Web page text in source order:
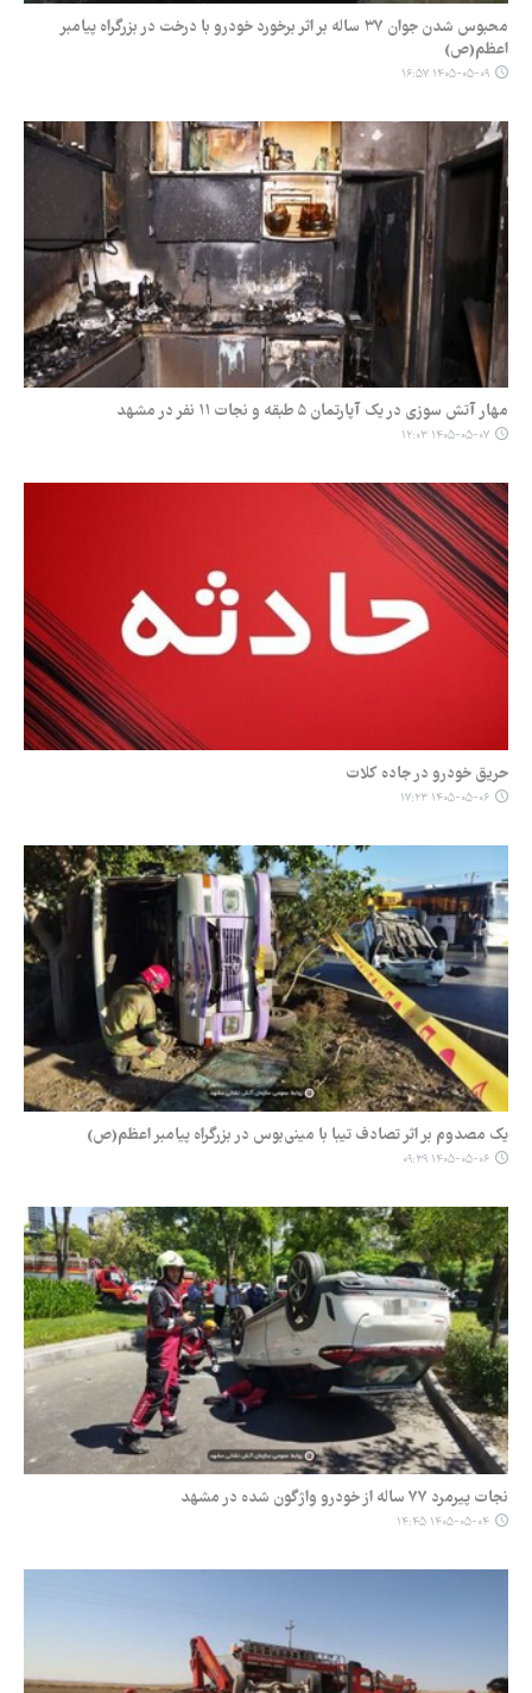
محبوس شدن جوان ۳۷ ساله بر اثر برخورد خودرو با درخت در بزرگراه پیامبر
اعظم(ص)
۱۴۰۵-۰۵-۰۹ ۱۶:۵۷
مهار آتش سوزی در یک آپارتمان ۵ طبقه و نجات ۱۱ نفر در مشهد
۱۴۰۵-۰۵-۰۷ ۱۲:۰۳
حریق خودرو در جاده کلات
۱۴۰۵-۰۵-۰۶ ۱۷:۲۳
یک مصدوم بر اثر تصادف تیبا با مینی‌بوس در بزرگراه پیامبر اعظم(ص)
۱۴۰۵-۰۵-۰۶ ۰۹:۳۹
نجات پیرمرد ۷۷ ساله از خودرو واژگون شده در مشهد
۱۴۰۵-۰۵-۰۴ ۱۴:۴۵